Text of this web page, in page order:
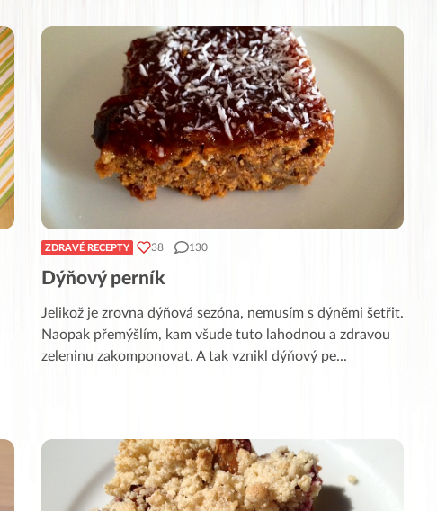
ZDRAVÉ RECEPTY 38 130
Dýňový perník
Jelikož je zrovna dýňová sezóna, nemusím s dýněmi šetřit.
Naopak přemýšlím, kam všude tuto lahodnou a zdravou
zeleninu zakomponovat. A tak vznikl dýňový pe...